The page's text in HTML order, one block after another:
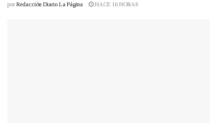
por Redacción Diario La Página HACE 16 HORAS